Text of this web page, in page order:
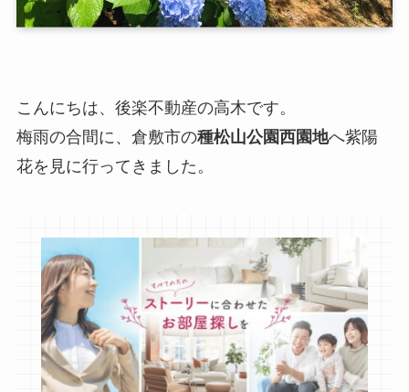
こんにちは、後楽不動産の高木です。
梅雨の合間に、倉敷市の種松山公園西園地へ紫陽
花を見に行ってきました。